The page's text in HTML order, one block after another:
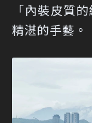
「內裝皮質
精湛的手藝。